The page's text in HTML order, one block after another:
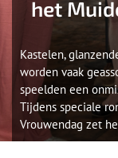
het
Kastelen,
worden vaak
speelden een
Tijdens speciale
Vrouwendag zet